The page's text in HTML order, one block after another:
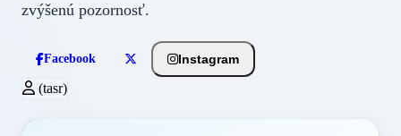
zvýšenú pozornosť.
Facebook Instagram
(tasr)